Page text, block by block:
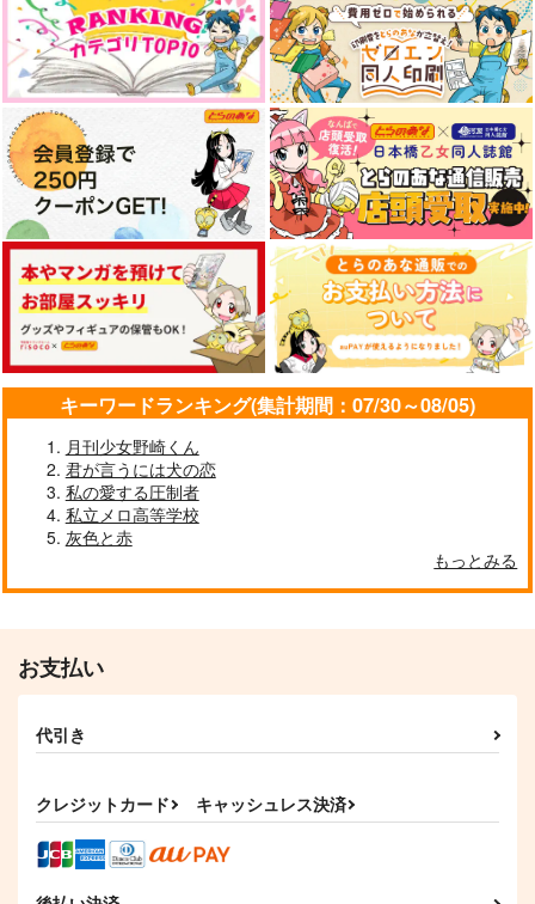
キーワードランキング(集計期間：07/30～08/05)
月刊少女野崎くん
君が言うには犬の恋
私の愛する圧制者
私立メロ高等学校
灰色と赤
もっとみる
お支払い
代引き
クレジットカード キャッシュレス決済